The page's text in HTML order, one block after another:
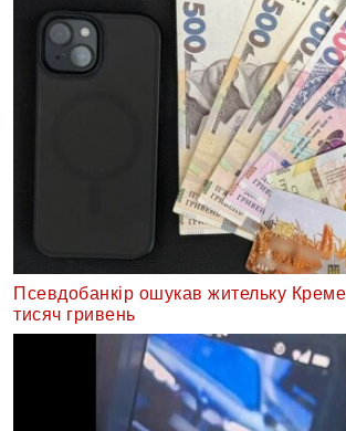
Псевдобанкір ошукав жительку
тисяч гривень